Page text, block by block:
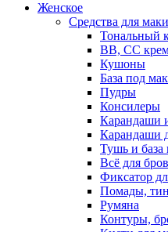
Женское
Средства для
Тональный
BB, CC
Кушоны
База под
Пудры
Консилеры
Карандаши
Карандаши
Тушь и база
Всё для
Фиксатор
Помады,
Румяна
Контуры,